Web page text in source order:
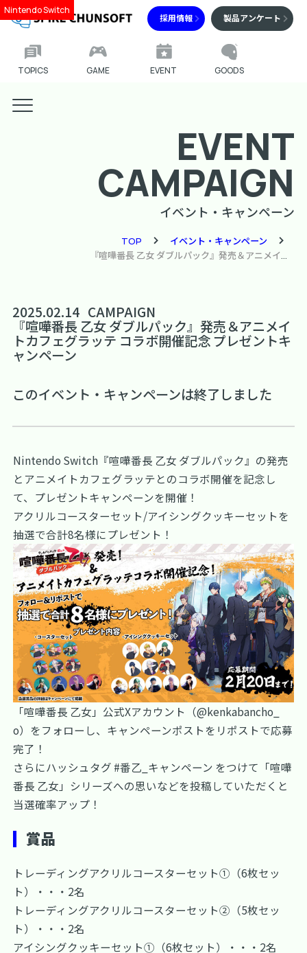
採用情報 製品アンケート
TOPICS GAME EVENT GOODS
EVENT
CAMPAIGN
イベント・キャンペーン
TOP
イベント・キャンペーン
『喧嘩番長 乙女 ダブルパック』発売＆アニメイトカフェグラッテ コラボ開催記念 プレゼントキャンペーン
2025.02.14 CAMPAIGN
『喧嘩番長 乙女 ダブルパック』発売＆アニメイ
トカフェグラッテ コラボ開催記念 プレゼントキ
ャンペーン
このイベント・キャンペーンは終了しました
Nintendo Switch『喧嘩番長 乙女 ダブルパック』の発売
とアニメイトカフェグラッテとのコラボ開催を記念し
て、プレゼントキャンペーンを開催！
アクリルコースターセット/アイシングクッキーセットを
抽選で合計8名様にプレゼント！
「喧嘩番長 乙女」公式Xアカウント（@kenkabancho_
o）をフォローし、 キャンペーンポスト をリポストで応募
完了！
さらにハッシュタグ #番乙_キャンペーン をつけて「喧嘩
番長 乙女」シリーズへの思いなどを投稿していただくと
当選確率アップ！
賞品
トレーディングアクリルコースターセット①（6枚セッ
ト）・・・2名
トレーディングアクリルコースターセット②（5枚セッ
ト）・・・2名
アイシングクッキーセット①（6枚セット）・・・2名
Nintendo Switch